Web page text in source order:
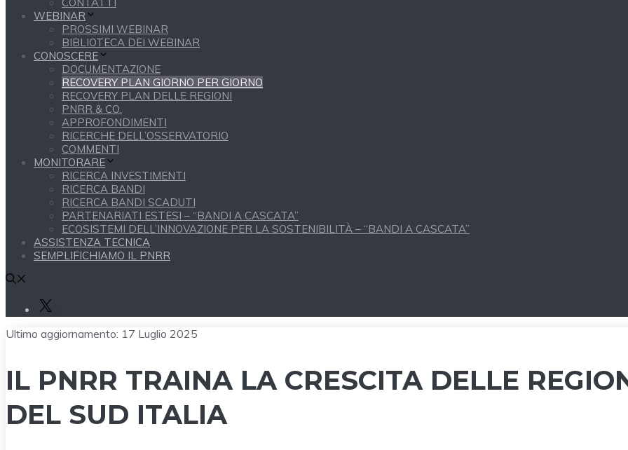
WEBINAR
PROSSIMI WEBINAR
BIBLIOTECA DEI WEBINAR
CONOSCERE
DOCUMENTAZIONE
RECOVERY PLAN GIORNO PER GIORNO
RECOVERY PLAN DELLE REGIONI
PNRR & CO.
APPROFONDIMENTI
RICERCHE DELL’OSSERVATORIO
COMMENTI
MONITORARE
RICERCA INVESTIMENTI
RICERCA BANDI
RICERCA BANDI SCADUTI
PARTENARIATI ESTESI – “BANDI A CASCATA”
ECOSISTEMI DELL’INNOVAZIONE PER LA SOSTENIBILITÀ – “BANDI A CASCATA”
ASSISTENZA TECNICA
SEMPLIFICHIAMO IL PNRR
Ultimo aggiornamento: 17 Luglio 2025
IL PNRR TRAINA LA CRESCITA DELLE
DEL SUD ITALIA